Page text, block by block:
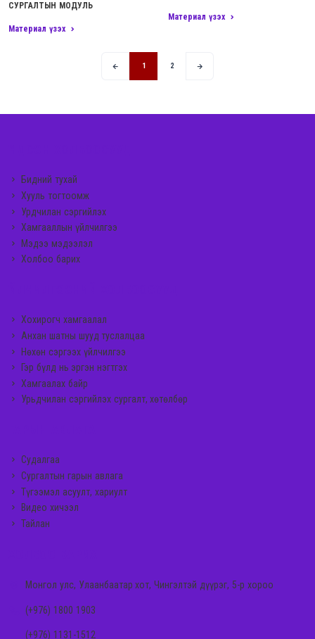
СУРГАЛТЫН МОДУЛЬ
Материал үзэх
Материал үзэх
1 2
Бидний тухай
Хууль тогтоомж
Урдчилан сэргийлэх
Хамгааллын үйлчилгээ
Мэдээ мэдээлэл
Холбоо барих
Хохирогч хамгаалал
Анхан шатны шууд туслалцаа
Нөхөн сэргээх үйлчилгээ
Гэр бүлд нь эргэн нэгтгэх
Хамгаалах байр
Урьдчилан сэргийлэх сургалт, хөтөлбөр
Судалгаа
Сургалтын гарын авлага
Түгээмэл асуулт, хариулт
Видео хичээл
Тайлан
Монгол улс, Улаанбаатар хот, Чингэлтэй дүүрэг, 5-р хороо
(+976) 1800 1903
(+976) 1131-1512